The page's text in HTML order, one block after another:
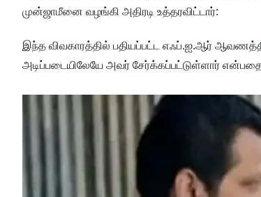
முன்ஜாமீனை வழங்கி அதிரடி உத்தரவிட்டார்:
இந்த விவகாரத்தில் பதியப்பட்ட எஃப்.ஐ.ஆர்
அடிப்படையிலேயே அவர் சேர்க்கப்பட்டுள்ளார்